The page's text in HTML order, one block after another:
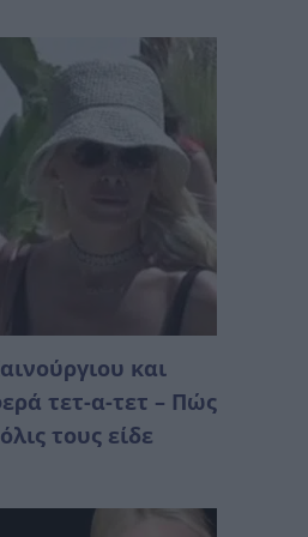
και
τετ-α-τετ – Πώς
τους είδε